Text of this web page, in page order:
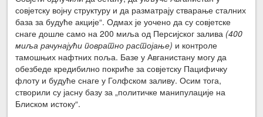
совјетску војну структуру и да разматрају стварање сталних
база за будуће акције“. Одмах је уочено да су совјетске
снаге дошле само на 200 миља од Персијског залива (400
миља рачунајући повратно растојање) и контроле
тамошњих нафтних поља. Базе у Авганистану могу да
обезбеде кредибилно покриће за совјетску Пацифичку
флоту и будуће снаге у Голфском заливу. Осим тога,
створили су јасну базу за „политичке манипулације на
Блиском истоку“.